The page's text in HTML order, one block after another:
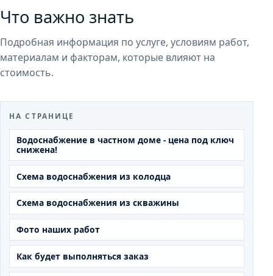
Что важно знать
Подробная информация по услуге, условиям работ,
материалам и факторам, которые влияют на
стоимость.
НА СТРАНИЦЕ
Водоснабжение в частном доме - цена под ключ
снижена!
Схема водоснабжения из колодца
Схема водоснабжения из скважины
Фото наших работ
Как будет выполняться заказ